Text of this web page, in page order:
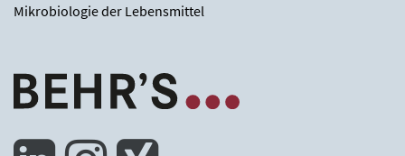
Mikrobiologie der Lebensmittel